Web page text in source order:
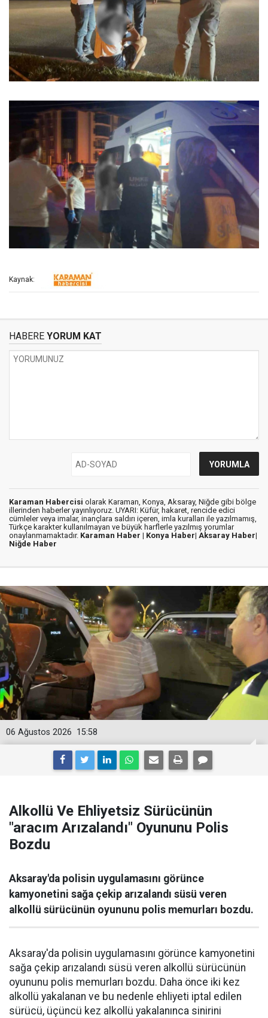
Kaynak:
HABERE YORUM KAT
Karaman Habercisi olarak Karaman, Konya, Aksaray, Niğde gibi bölge
illerinden haberler yayınlıyoruz. UYARI: Küfür, hakaret, rencide edici
cümleler veya imalar, inançlara saldırı içeren, imla kuralları ile yazılmamış,
Türkçe karakter kullanılmayan ve büyük harflerle yazılmış yorumlar
onaylanmamaktadır. Karaman Haber | Konya Haber| Aksaray Haber|
Niğde Haber
15:58
06 Ağustos 2026
Alkollü Ve Ehliyetsiz Sürücünün
"aracım Arızalandı" Oyununu Polis
Bozdu
Aksaray'da polisin uygulamasını görünce
kamyonetini sağa çekip arızalandı süsü veren
alkollü sürücünün oyununu polis memurları bozdu.
Aksaray'da polisin uygulamasını görünce kamyonetini
sağa çekip arızalandı süsü veren alkollü sürücünün
oyununu polis memurları bozdu. Daha önce iki kez
alkollü yakalanan ve bu nedenle ehliyeti iptal edilen
sürücü, üçüncü kez alkollü yakalanınca sinirini